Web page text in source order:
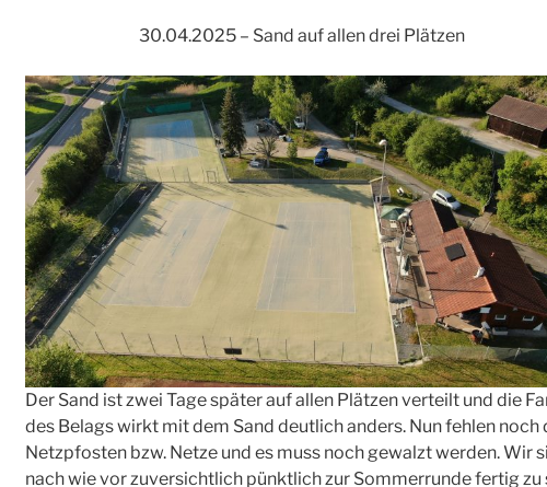
30.04.2025 – Sand auf allen drei Plätzen
Der Sand ist zwei Tage später auf allen Plätzen verteilt und die
des Belags wirkt mit dem Sand deutlich anders. Nun fehlen noch
Netzpfosten bzw. Netze und es muss noch gewalzt werden. Wir
nach wie vor zuversichtlich pünktlich zur Sommerrunde fertig zu